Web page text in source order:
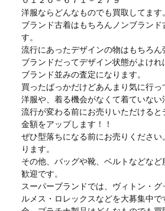
洋服ならどんなものでも買取してます。
ブランド古着はもちろんノンブラン
す。
流行にあったデザインの物はもちろん
ブランドだってデザイン状態がよけれ
ブランド並みの査定になります。
買ったばっかだけどあんまり気に行
洋服や、着る機会がなくて着ていない
流行が変わる前にお売りいただけると
金額をアップします！！
ぜひ型落ちになる前にお売りください
ります。
その他、バッグや靴、ベルトなどな
歓迎です。
スーパーブランドでは、ヴィトン・
ルメス・ロレックスなどを大募集中で